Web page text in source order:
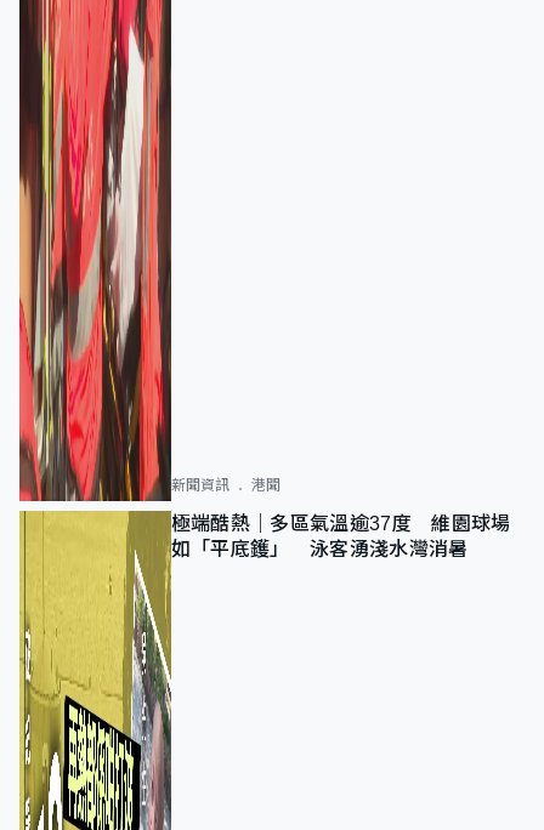
新聞資訊 港聞
極端酷熱｜多區氣溫逾37度 維園球場
如「平底鑊」 泳客湧淺水灣消暑